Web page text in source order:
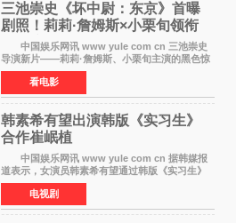
三池崇史《坏中尉：东京》首曝
剧照！莉莉·詹姆斯×小栗旬领衔
黑色惊悚再升级
中国娱乐网讯 www yule com cn 三池崇史
导演新片——莉莉·詹姆斯、小栗旬主演的黑色惊
悚电影《坏中尉：东京》首曝剧照。继阿贝尔·费
拉拉&times;哈威·凯特尔的1992年《坏中尉》和
沃纳·赫
看电影
韩素希有望出演韩版《实习生》
合作崔岷植
中国娱乐网讯 www yule com cn 据韩媒报
道表示，女演员韩素希有望通过韩版《实习生》
回归荧幕，合作前辈演员崔岷植。 根据消息
表示，演员韩素希目前已经结束了电视剧《Y计
划》的拍摄工
电视剧